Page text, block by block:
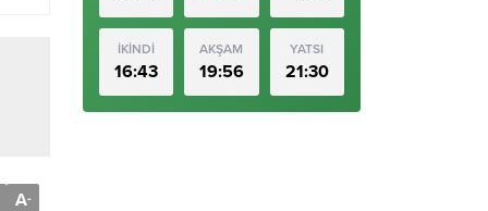
A-
İKİNDİ
16:43
AKŞAM
19:56
YATSI
21:30